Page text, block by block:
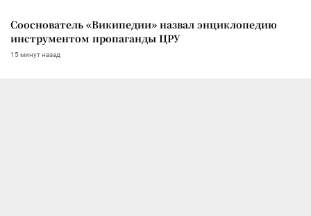
Сооснователь «Википедии» назвал энциклопедию
инструментом пропаганды ЦРУ
15 минут назад